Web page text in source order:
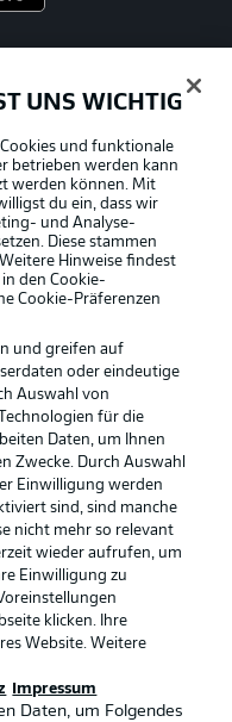
verwalten
Nutzungsbedingungen
Liveticker
UNS WICHTIG
und funktionale
betrieben werden kann
werden können. Mit
du ein, dass wir
und Analyse-
Diese stammen
Hinweise findest
den Cookie-
Cookie-Präferenzen
und greifen auf
oder eindeutige
Auswahl von
für die
Daten, um Ihnen
Zwecke. Durch Auswahl
Einwilligung werden
sind, sind manche
nicht mehr so relevant
wieder aufrufen, um
Einwilligung zu
klicken. Ihre
Website. Weitere
Impressum
Daten, um Folgendes